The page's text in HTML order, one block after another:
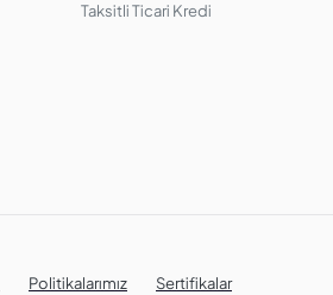
Taksitli Ticari Kredi
Politikalarımız Sertifikalar